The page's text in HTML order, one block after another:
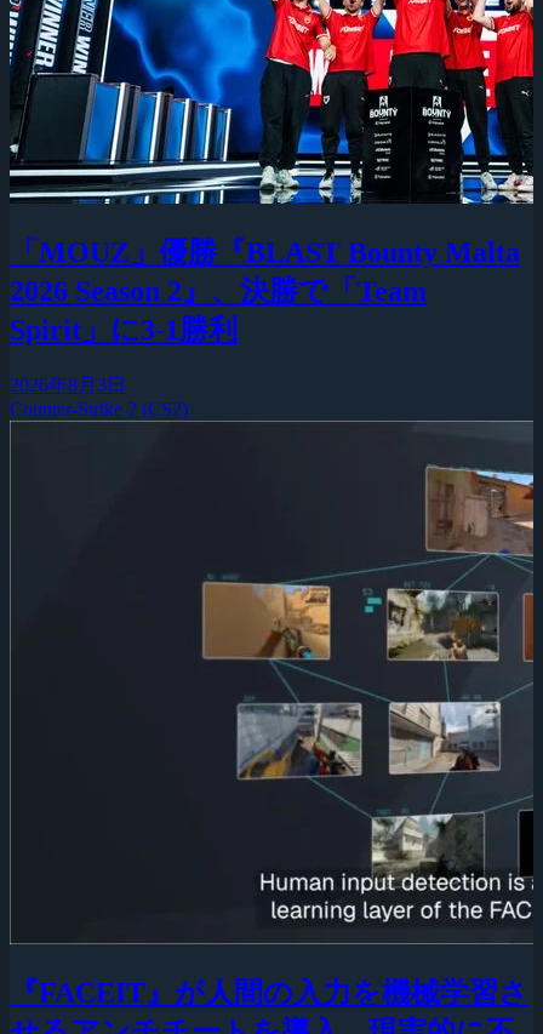
「MOUZ」優勝『BLAST Bounty Malta
2026 Season 2』、決勝で「Team
Spirit」に3-1勝利
2026年8月3日
Counter-Strike 2 (CS2)
『FACEIT』が人間の入力を機械学習さ